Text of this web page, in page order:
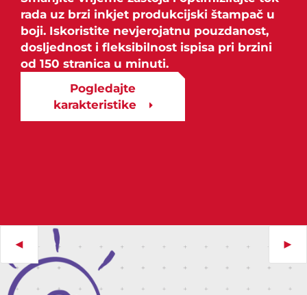
rada uz brzi inkjet produkcijski štampač u
boji. Iskoristite nevjerojatnu pouzdanost,
dosljednost i fleksibilnost ispisa pri brzini
od 150 stranica u minuti.
Pogledajte
karakteristike
◄ ►